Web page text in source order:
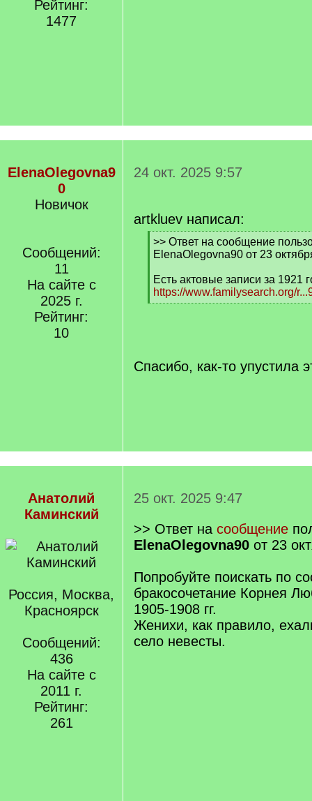
Рейтинг:
1477
ElenaOlegovna9
0
Новичок
Сообщений:
11
На сайте с
2025 г.
Рейтинг:
10
24 окт. 2025 9:57
artkluev написал:
[
q
>> Ответ на сообщение
ElenaOlegovna90 от 23
Есть актовые записи за 1921
https://www.familysearch.org/
[
Спасибо, как-то упустила
Анатолий
Каминский
Россия, Москва,
Красноярск
Сообщений:
436
На сайте с
2011 г.
Рейтинг:
261
25 окт. 2025 9:47
>> Ответ на сообщение
ElenaOlegovna90 от 23
Попробуйте поискать по
бракосочетание Корнея
1905-1908 гг.
Женихи, как правило,
село невесты.